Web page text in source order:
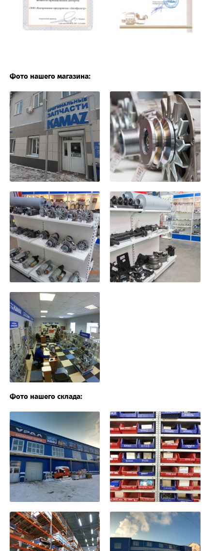
Фото нашего магазина:
Фото нашего склада: